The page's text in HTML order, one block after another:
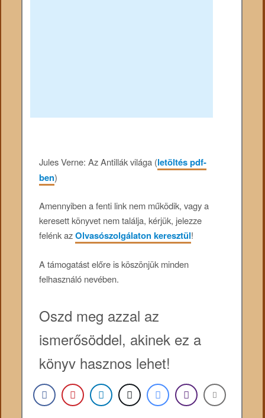
Jules Verne: Az Antillák világa (letöltés pdf-
ben)
Amennyiben a fenti link nem működik, vagy a
keresett könyvet nem találja, kérjük, jelezze
felénk azOlvasószolgálaton keresztül!
A támogatást előre is köszönjük minden
felhasználó nevében.
Oszd meg azzal az
ismerősöddel, akinek ez a
könyv hasznos lehet!